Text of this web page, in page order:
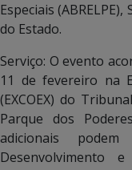
Especiais
do Estado.
Serviço: O evento
11 de fevereiro na
(EXCOEX) do
Parque dos
adicionais
Desenvolvimento